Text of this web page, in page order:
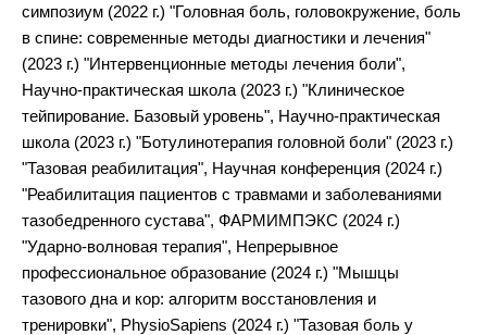
симпозиум (2022 г.) "Головная боль, головокружение, боль
в спине: современные методы диагностики и лечения"
(2023 г.) "Интервенционные методы лечения боли",
Научно-практическая школа (2023 г.) "Клиническое
тейпирование. Базовый уровень", Научно-практическая
школа (2023 г.) "Ботулинотерапия головной боли" (2023 г.)
"Тазовая реабилитация", Научная конференция (2024 г.)
"Реабилитация пациентов с травмами и заболеваниями
тазобедренного сустава", ФАРМИМПЭКС (2024 г.)
"Ударно-волновая терапия", Непрерывное
профессиональное образование (2024 г.) "Мышцы
тазового дна и кор: алгоритм восстановления и
тренировки", PhysioSapiens (2024 г.) "Тазовая боль у